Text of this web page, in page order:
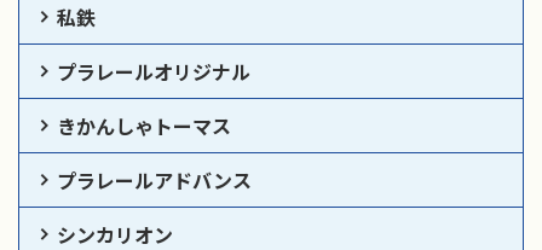
私鉄
プラレールオリジナル
きかんしゃトーマス
プラレールアドバンス
シンカリオン